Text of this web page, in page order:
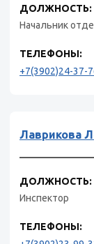
ДОЛЖНОСТЬ:
Начальник
ТЕЛЕФОНЫ:
+7(3902)24-37-
Лаврикова
ДОЛЖНОСТЬ:
Инспектор
ТЕЛЕФОНЫ: